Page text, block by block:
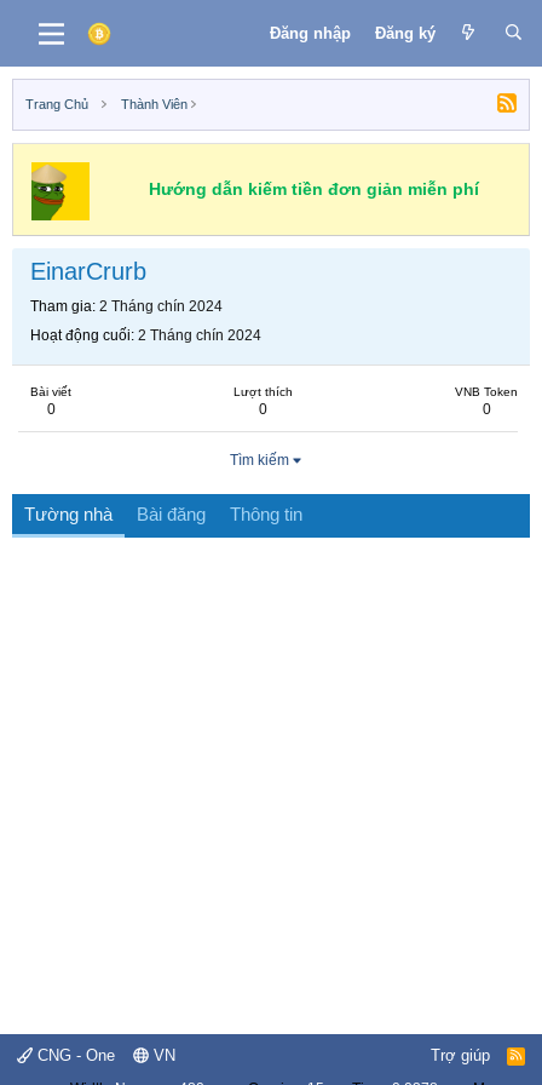
Đăng nhập Đăng ký
Trang Chủ Thành Viên
Hướng dẫn kiếm tiền đơn giản miễn phí
EinarCrurb
Tham gia 2 Tháng chín 2024
Hoạt động cuối 2 Tháng chín 2024
Bài viết
0
Lượt thích
0
VNB Token
0
Tìm kiếm
Tường nhà Bài đăng Thông tin
CNG - One VN Trợ giúp
R